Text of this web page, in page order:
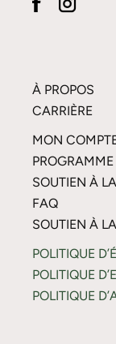
À PROPOS
CARRIÈRE
MON
SOUTIEN À
FAQ
SOUTIEN À
POLITIQUE
POLITIQUE
POLITIQUE